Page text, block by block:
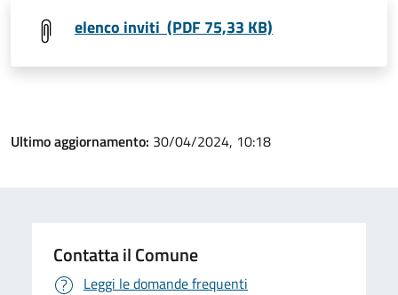
elenco inviti (PDF 75,33 KB)
Ultimo aggiornamento: 30/04/2024, 10:18
Contatta il Comune
Leggi le domande frequenti